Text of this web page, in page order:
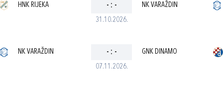
31.10.2026.
HNK RIJEKA - : - NK VARAŽDIN
07.11.2026.
NK VARAŽDIN - : - GNK DINAMO